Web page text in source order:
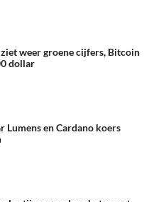
weer groene cijfers, Bitcoin
dollar
Lumens en Cardano koers